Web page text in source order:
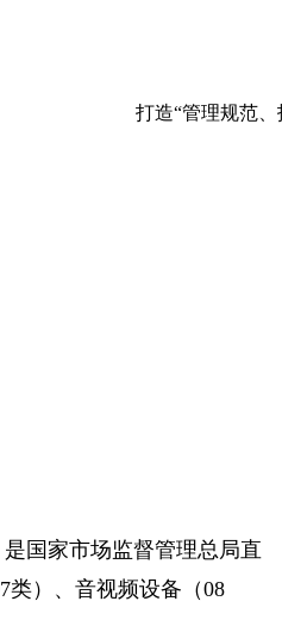
打造“管理规范
国家市场监督管理总局直
类）、音视频设备（08